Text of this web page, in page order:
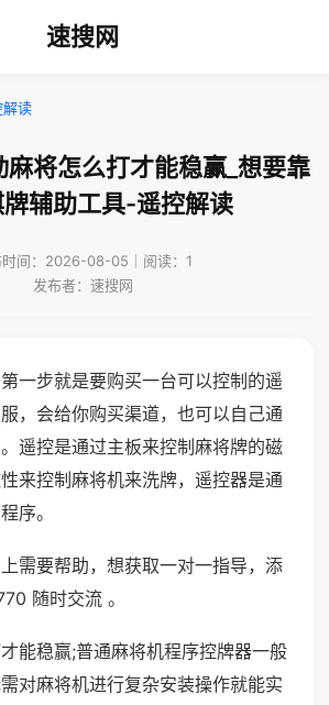
速搜网
解读
麻将怎么打才能稳赢_想要靠
辅助工具-遥控解读
时间：2026-08-05｜阅读：1
发布者：速搜网
一步就是要购买一台可以控制的遥
，会给你购买渠道，也可以自己通
遥控是通过主板来控制麻将牌的磁
来控制麻将机来洗牌，遥控器是通
序。
需要帮助，想获取一对一指导，添
随时交流 。
能稳赢;普通麻将机程序控牌器一般
对麻将机进行复杂安装操作就能实